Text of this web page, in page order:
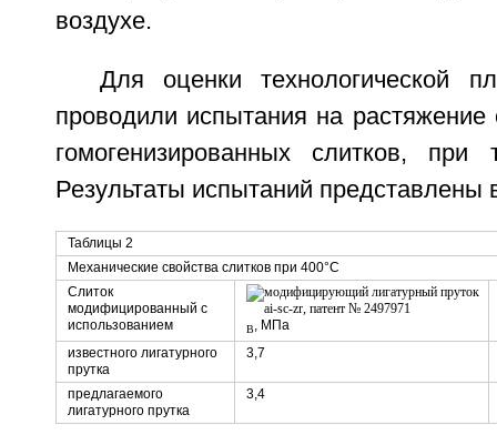
воздухе.
Для оценки технологической
проводили испытания на растяжение
гомогенизированных слитков, при
Результаты испытаний представлены
Таблицы 2
Механические свойства слитков при 400°С
Слиток
модифицированный с
использованием
B, МПа
известного лигатурного
прутка
3,7
предлагаемого
лигатурного прутка
3,4